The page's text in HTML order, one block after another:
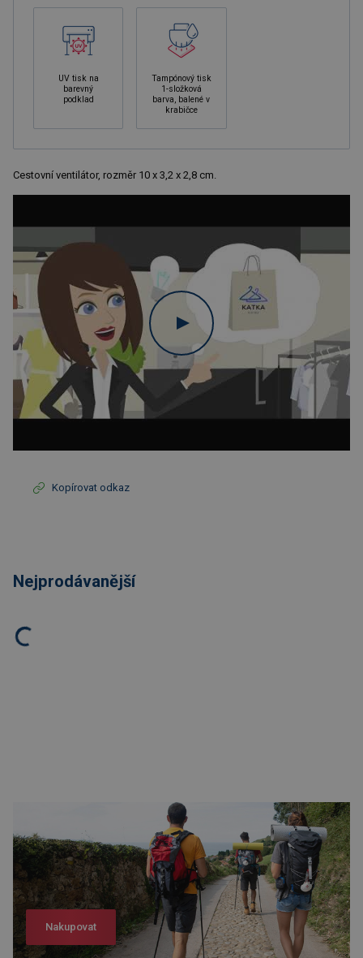
UV tisk na
barevný
podklad
Tampónový tisk
1-složková
barva, balené v
krabičce
Cestovní ventilátor, rozměr 10 x 3,2 x 2,8 cm.
Kopírovat odkaz
Nejprodávanější
Nakupovat